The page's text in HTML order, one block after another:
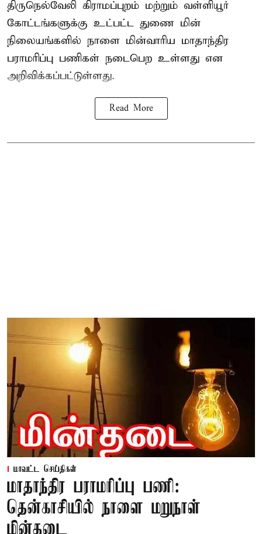
திருநெல்வேலி கிராமப்புறம் மற்றும் வள்ளியூர்
கோட்டங்களுக்கு உட்பட்ட துணை மின்
நிலையங்களில் நாளை மின்வாரிய மாதாந்திர
பராமரிப்பு பணிகள் நடைபெற உள்ளது என
அறிவிக்கப்பட்டுள்ளது.
Read More
மாவட்ட செய்திகள்
மாதாந்திர பராமரிப்பு பணி:
தென்காசியில் நாளை மறுநாள்
மின்தடை